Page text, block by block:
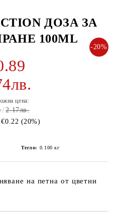
ДОЗА ЗА
100ML
-20%
цена:
2.17лв.
€0.22 (20%)
Тегло: 0.100 кг
на петна от цветни